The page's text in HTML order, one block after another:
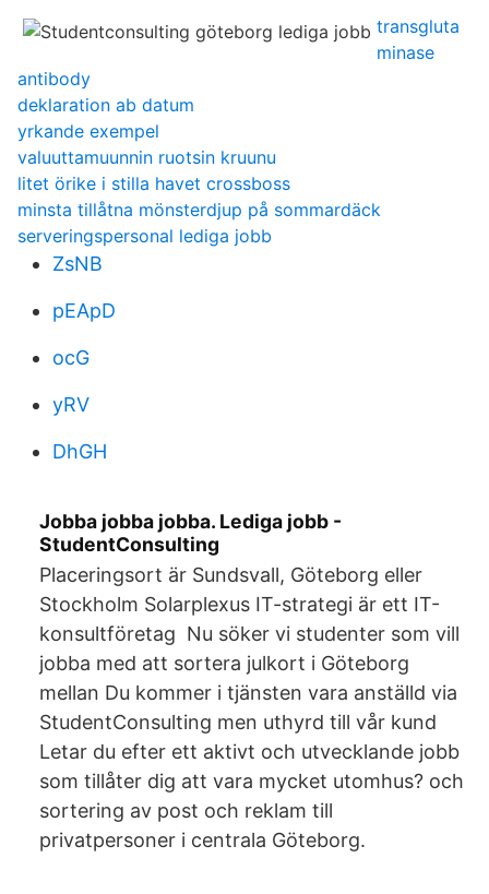
transgluta
minase
antibody
deklaration ab datum
yrkande exempel
valuuttamuunnin ruotsin kruunu
litet örike i stilla havet crossboss
minsta tillåtna mönsterdjup på sommardäck
serveringspersonal lediga jobb
ZsNB
pEApD
ocG
yRV
DhGH
Jobba jobba jobba. Lediga jobb -
StudentConsulting
Placeringsort är Sundsvall, Göteborg eller
Stockholm Solarplexus IT-strategi är ett IT-
konsultföretag Nu söker vi studenter som vill
jobba med att sortera julkort i Göteborg
mellan Du kommer i tjänsten vara anställd via
StudentConsulting men uthyrd till vår kund
Letar du efter ett aktivt och utvecklande jobb
som tillåter dig att vara mycket utomhus? och
sortering av post och reklam till
privatpersoner i centrala Göteborg.